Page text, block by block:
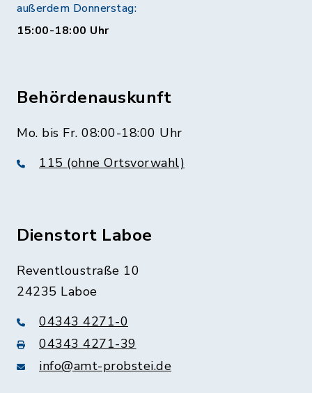
außerdem Donnerstag:
15:00-18:00 Uhr
Behördenauskunft
Mo. bis Fr. 08:00-18:00 Uhr
115 (ohne Ortsvorwahl)
Dienstort Laboe
Reventloustraße 10
24235 Laboe
04343 4271-0
04343 4271-39
info@amt-probstei.de